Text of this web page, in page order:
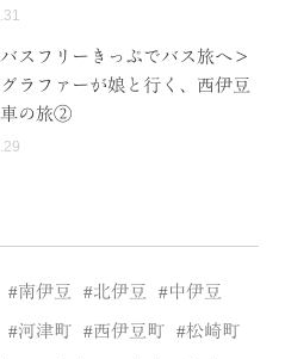
スフリーきっぷでバス旅へ＞
ラファーが娘と行く、西伊豆
の旅②
南伊豆 北伊豆 中伊豆
河津町 西伊豆町 松崎町